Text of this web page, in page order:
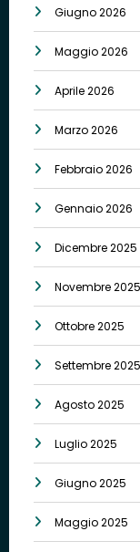
Giugno 2026
Maggio 2026
Aprile 2026
Marzo 2026
Febbraio 2026
Gennaio 2026
Dicembre 2025
Novembre 2025
Ottobre 2025
Settembre 2025
Agosto 2025
Luglio 2025
Giugno 2025
Maggio 2025